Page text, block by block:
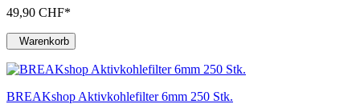
49,90 CHF*
Warenkorb
BREAKshop Aktivkohlefilter 6mm 250 Stk.